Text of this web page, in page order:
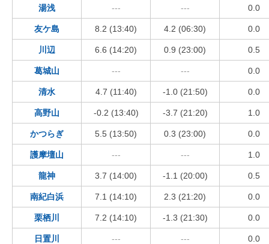
湯浅 --- --- 0.0
友ケ島 8.2 (13:40) 4.2 (06:30) 0.0
川辺 6.6 (14:20) 0.9 (23:00) 0.5
葛城山 --- --- 0.0
清水 4.7 (11:40) -1.0 (21:50) 0.0
高野山 -0.2 (13:40) -3.7 (21:20) 1.0
かつらぎ 5.5 (13:50) 0.3 (23:00) 0.0
護摩壇山 --- --- 1.0
龍神 3.7 (14:00) -1.1 (20:00) 0.5
南紀白浜 7.1 (14:10) 2.3 (21:20) 0.0
栗栖川 7.2 (14:10) -1.3 (21:30) 0.0
日置川 --- --- 0.0